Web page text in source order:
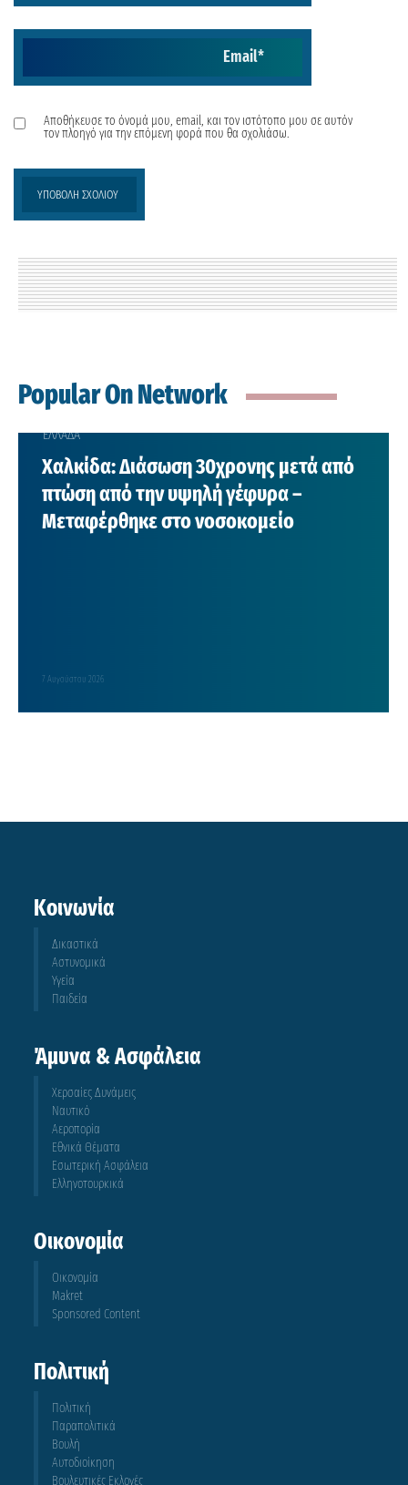
Email*
Αποθήκευσε το όνομά μου, email, και τον ιστότοπο μου σε αυτόν
τον πλοηγό για την επόμενη φορά που θα σχολιάσω.
Popular On Network
ΕΛΛΑΔΑ
Χαλκίδα: Διάσωση 30χρονης μετά από
πτώση από την υψηλή γέφυρα –
Μεταφέρθηκε στο νοσοκομείο
7 Αυγούστου 2026
Κοινωνία
Δικαστικά
Αστυνομικά
Υγεία
Παιδεία
Άμυνα & Ασφάλεια
Χερσαίες Δυνάμεις
Ναυτικό
Αεροπορία
Εθνικά Θέματα
Εσωτερική Ασφάλεια
Ελληνοτουρκικά
Οικονομία
Οικονομία
Makret
Sponsored Content
Πολιτική
Πολιτική
Παραπολιτικά
Βουλή
Αυτοδιοίκηση
Βουλευτικές Εκλογές